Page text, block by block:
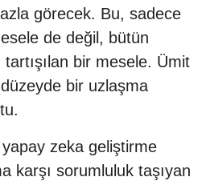
görecek. Bu, sadece
de değil, bütün
bir mesele. Ümit
bir uzlaşma
zeka geliştirme
karşı sorumluluk taşıyan